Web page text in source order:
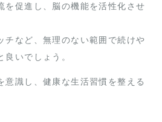
を促進し、脳の機能を活性化させ
チなど、無理のない範囲で続けや
いでしょう。
意識し、健康な生活習慣を整える